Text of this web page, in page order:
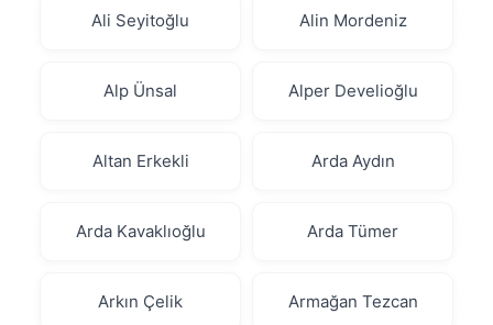
Ali Seyitoğlu Alin Mordeniz
Alp Ünsal Alper Develioğlu
Altan Erkekli Arda Aydın
Arda Kavaklıoğlu Arda Tümer
Arkın Çelik Armağan Tezcan